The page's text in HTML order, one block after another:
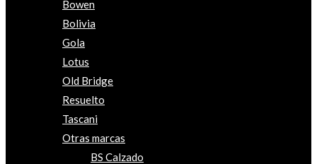
Bowen
Bolivia
Gola
Lotus
Old Bridge
Resuelto
Tascani
Otras marcas
BS Calzado